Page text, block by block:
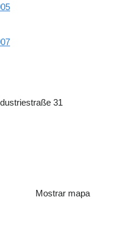
31
Mostrar mapa